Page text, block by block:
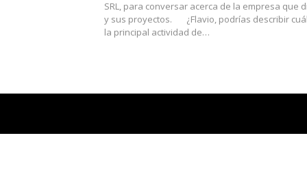
SRL, para conversar acerca de la empresa que
y sus proyectos.
¿Flavio, podrías describir
la principal actividad de…